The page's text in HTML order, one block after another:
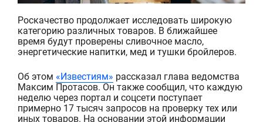
Роскачество продолжает исследовать широкую
категорию различных товаров. В ближайшее
время будут проверены сливочное масло,
энергетические напитки, мед и тушки бройлеров.
Об этом «Известиям» рассказал глава ведомства
Максим Протасов. Он также сообщил, что каждую
неделю через портал и соцсети поступает
примерно 17 тысяч запросов на проверку тех или
иных товаров. На основании этой информации